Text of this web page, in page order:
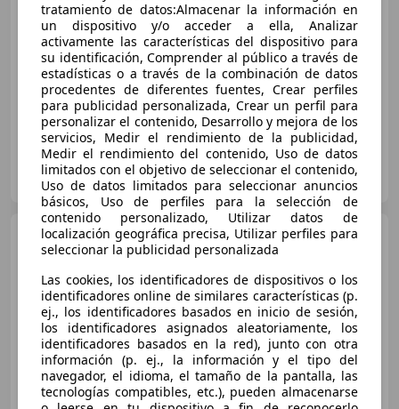
€ 16.400
Preciojusto
07/2016 143.000 km Diésel 135 kW (184 CV)
Clidrive Group
ES-28006 MADRID
BMW 318318iA Touring
tratamiento de datos:Almacenar la información en
un dispositivo y/o acceder a ella, Analizar
activamente las características del dispositivo para
su identificación, Comprender al público a través de
estadísticas o a través de la combinación de datos
procedentes de diferentes fuentes, Crear perfiles
para publicidad personalizada, Crear un perfil para
personalizar el contenido, Desarrollo y mejora de los
servicios, Medir el rendimiento de la publicidad,
Medir el rendimiento del contenido, Uso de datos
limitados con el objetivo de seleccionar el contenido,
Uso de datos limitados para seleccionar anuncios
básicos, Uso de perfiles para la selección de
contenido personalizado, Utilizar datos de
localización geográfica precisa, Utilizar perfiles para
seleccionar la publicidad personalizada
Las cookies, los identificadores de dispositivos o los
identificadores online de similares características (p.
ej., los identificadores basados en inicio de sesión,
los identificadores asignados aleatoriamente, los
identificadores basados en la red), junto con otra
información (p. ej., la información y el tipo del
navegador, el idioma, el tamaño de la pantalla, las
tecnologías compatibles, etc.), pueden almacenarse